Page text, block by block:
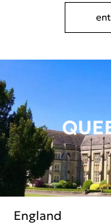
England